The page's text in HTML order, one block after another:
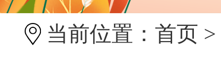
当前位置： 首页 >